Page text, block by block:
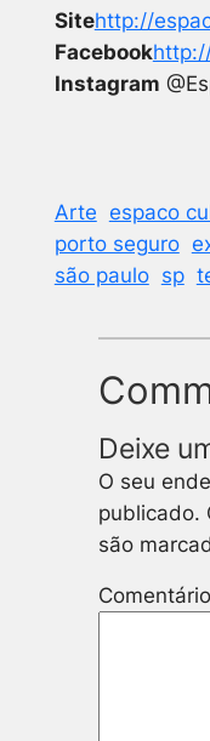
Sitehttp://
Facebook
Instagram
Arte espaco
porto seguro
são paulo sp
Deixe
O seu
publicado.
são
Comentário